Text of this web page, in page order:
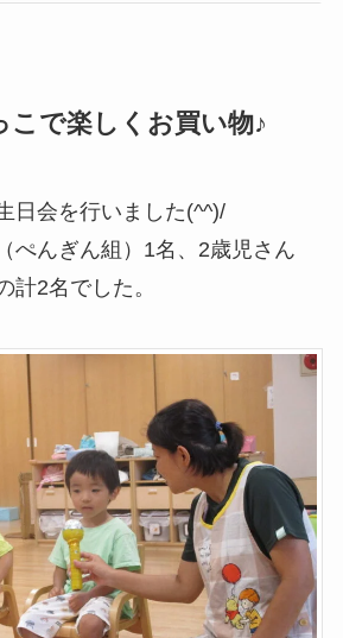
で楽しくお買い物♪
日会を行いました(^^)/
ぺんぎん組）1名、2歳児さん
計2名でした。